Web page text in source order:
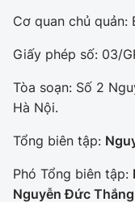
Cơ quan chủ quản:
Giấy phép số: 03/
Tòa soạn: Số 2
Hà Nội.
Tổng biên tập:
Phó Tổng biên tập:
Nguyễn Đức